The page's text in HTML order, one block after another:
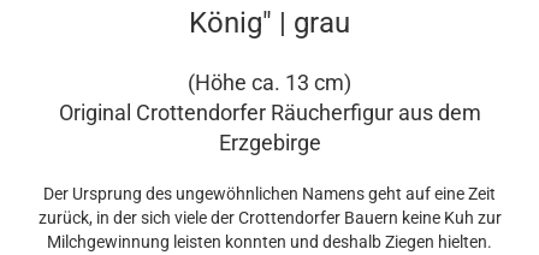
König" | grau
(Höhe ca. 13 cm)
Original Crottendorfer Räucherfigur aus dem
Erzgebirge
Der Ursprung des ungewöhnlichen Namens geht auf eine Zeit
zurück, in der sich viele der Crottendorfer Bauern keine Kuh zur
Milchgewinnung leisten konnten und deshalb Ziegen hielten.